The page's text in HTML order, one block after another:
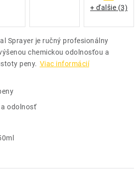
Sprayer je ručný profesionálny
chemickou odolnosťou a
peny. Viac informácií
odolnosť
+ ďalšie (3)